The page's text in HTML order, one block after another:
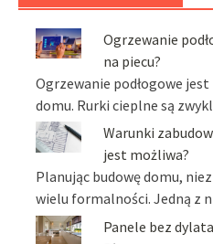
Ogrzewanie
na piecu?
Ogrzewanie podłogowe
domu. Rurki cieplne są
Warunki
jest możliwa?
Planując budowę domu,
wielu formalności. Jedną z
Panele bez